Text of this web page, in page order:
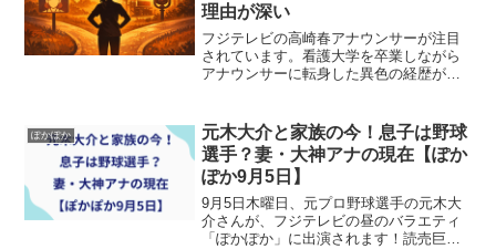
理由が深い
フジテレビの高崎春アナウンサーが注目
されています。看護大学を卒業しながら
アナウンサーに転身した異色の経歴が話
身の理由を深掘りします。
ぽかぽか
元木大介と家族の今！息子は野球
選手？妻・大神アナの現在【ぽか
ぽか9月5日】
9月5日木曜日、元プロ野球選手の元木大
介さんが、フジテレビの昼のバラエティ
「ぽかぽか」に出演されます！読売巨人